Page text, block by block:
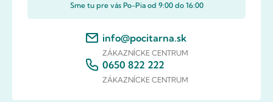
Sme tu pre vás Po-Pia od 9:00 do 16:00
info@pocitarna.sk
ZÁKAZNÍCKE CENTRUM
0650 822 222
ZÁKAZNÍCKE CENTRUM